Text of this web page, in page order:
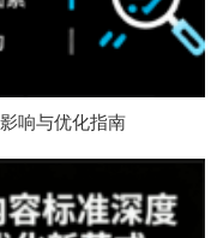
响与优化指南